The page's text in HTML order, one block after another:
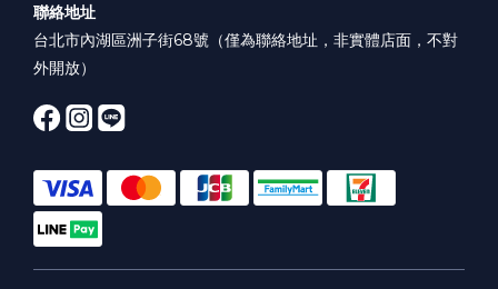
聯絡地址
台北市內湖區洲子街68號（僅為聯絡地址，非實體店面，不對
外開放）